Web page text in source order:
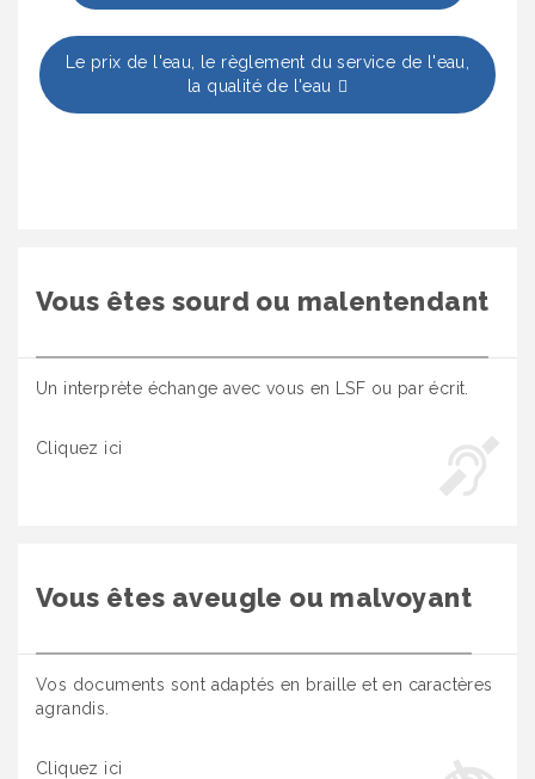
Le prix de l'eau, le règlement du service de l'eau,
la qualité de l'eau
Vous êtes sourd ou malentendant
Un interprète échange avec vous en LSF ou par écrit.
Cliquez ici
Vous êtes aveugle ou malvoyant
Vos documents sont adaptés en braille et en caractères
agrandis.
Cliquez ici